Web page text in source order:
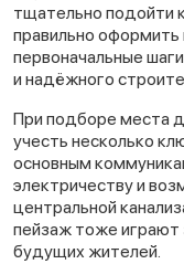
тщательно подойти
правильно
первоначальные
и надёжного
При подборе места
учесть несколько
основным
электричеству и
центральной
пейзаж тоже
будущих жителей.